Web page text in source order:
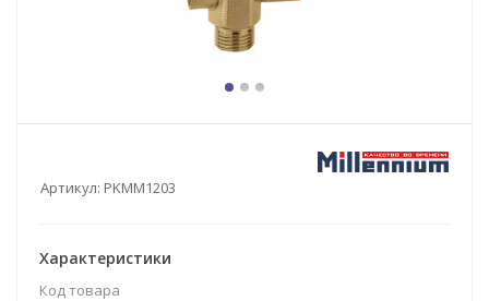
Артикул: PKMM1203
Характеристики
Код товара